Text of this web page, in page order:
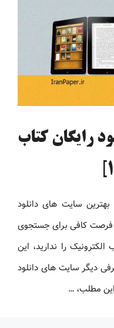
رایگان کتاب
سایت های دانلود
فرصت کافی برای جستجوی
را ندارید، این
دیگر سایت های دانلود
مطلب، …